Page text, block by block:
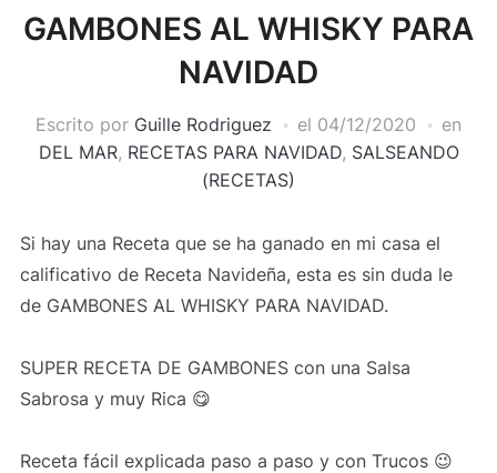
GAMBONES AL WHISKY PARA
NAVIDAD
Escrito por Guille Rodriguez el 04/12/2020
en
DEL MAR, RECETAS PARA NAVIDAD, SALSEANDO
(RECETAS)
Si hay una Receta que se ha ganado en mi casa el
calificativo de Receta Navideña, esta es sin duda le
de GAMBONES AL WHISKY PARA NAVIDAD.
SUPER RECETA DE GAMBONES con una Salsa
Sabrosa y muy Rica 😋
Receta fácil explicada paso a paso y con Trucos 😉